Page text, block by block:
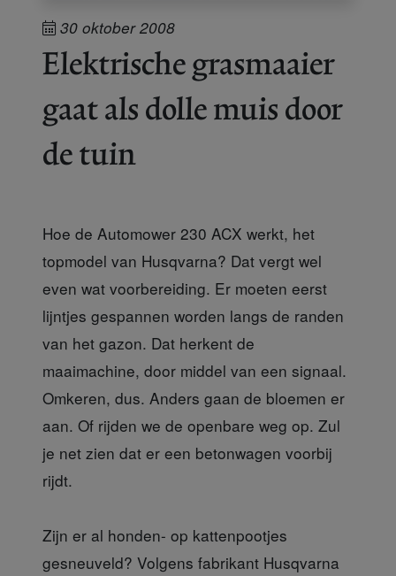
30 oktober 2008
Elektrische grasmaaier
gaat als dolle muis door
de tuin
Hoe de Automower 230 ACX werkt, het
topmodel van Husqvarna? Dat vergt wel
even wat voorbereiding. Er moeten eerst
lijntjes gespannen worden langs de randen
van het gazon. Dat herkent de
maaimachine, door middel van een signaal.
Omkeren, dus. Anders gaan de bloemen er
aan. Of rijden we de openbare weg op. Zul
je net zien dat er een betonwagen voorbij
rijdt.
Zijn er al honden- op kattenpootjes
gesneuveld? Volgens fabrikant Husqvarna